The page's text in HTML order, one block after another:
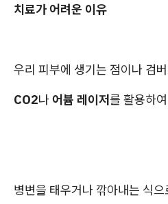
치료가 어려운 이유
우리 피부에 생기는 점이나 검
CO2나어븀 레이저를 활용하여
병변을 태우거나 깎아내는 식